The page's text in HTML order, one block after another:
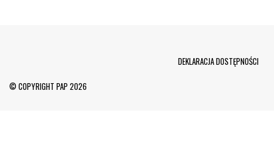
© COPYRIGHT PAP 2026
DEKLARACJA DOSTĘPNOŚCI